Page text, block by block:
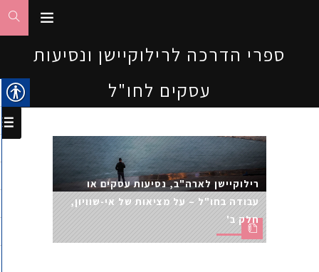
ספרי הדרכה לרילוקיישן ונסיעות
עסקים לחו"ל
רילוקיישן לארה"ב, נסיעות עסקים או
עבודה בחו"ל – על מציאות של אי-שוויון,
חלק ב'